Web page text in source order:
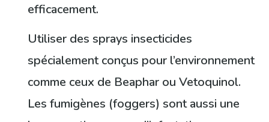
efficacement.
Utiliser des sprays insecticides
spécialement conçus pour l’environnement
comme ceux de Beaphar ou Vetoquinol.
Les fumigènes (foggers) sont aussi une